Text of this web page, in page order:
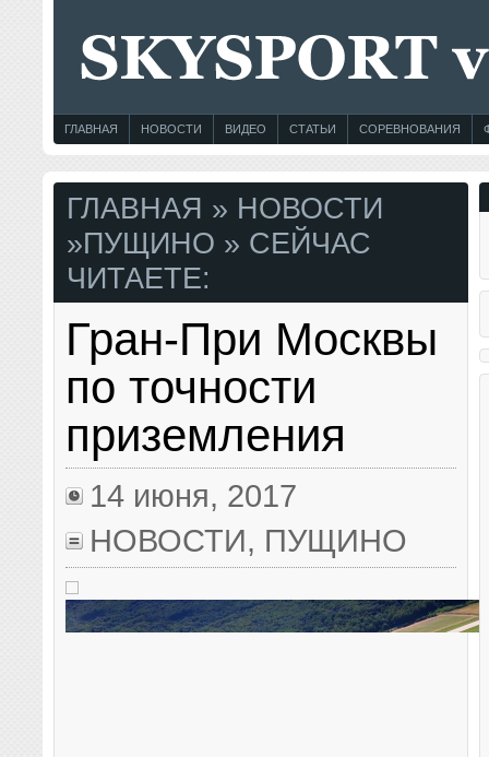
ГЛАВНАЯ НОВОСТИ ВИДЕО СТАТЬИ СОРЕВНОВАНИЯ
ГЛАВНАЯ » НОВОСТИ
»ПУЩИНО » СЕЙЧАС
ЧИТАЕТЕ:
Гран-При Москвы
по точности
приземления
14 июня, 2017
НОВОСТИ, ПУЩИНО